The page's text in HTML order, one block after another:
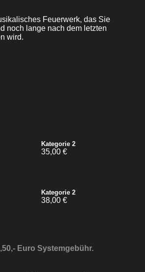
Feuerwerk, das Sie
noch lange nach dem letzten
wird.
Kategorie 2
35,00 €
Kategorie 2
38,00 €
Euro Systemgebühr.